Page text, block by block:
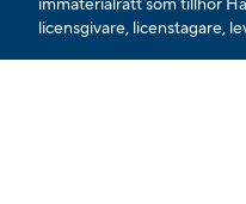
licensgivare, licenstagare,